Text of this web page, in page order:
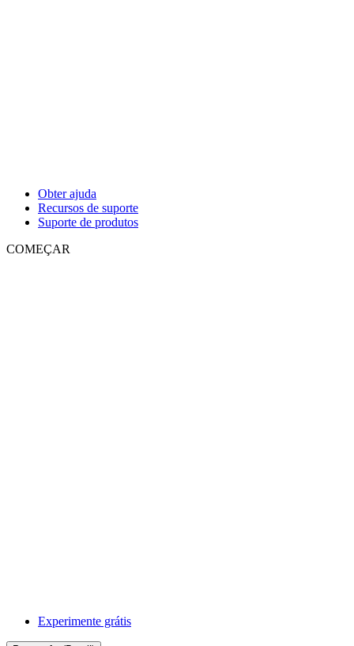
Obter ajuda
Recursos de suporte
Suporte de produtos
COMEÇAR
Experimente grátis